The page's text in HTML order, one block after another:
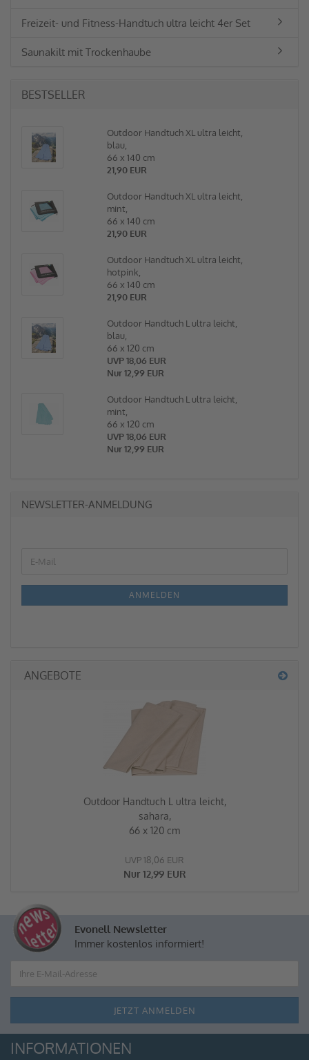
Freizeit- und Fitness-Handtuch ultra leicht 4er Set
Saunakilt mit Trockenhaube
BESTSELLER
Outdoor Handtuch XL ultra leicht,
blau,
66 x 140 cm
21,90 EUR
Outdoor Handtuch XL ultra leicht,
mint,
66 x 140 cm
21,90 EUR
Outdoor Handtuch XL ultra leicht,
hotpink,
66 x 140 cm
21,90 EUR
Outdoor Handtuch L ultra leicht,
blau,
66 x 120 cm
UVP 18,06 EUR
Nur 12,99 EUR
Outdoor Handtuch L ultra leicht,
mint,
66 x 120 cm
UVP 18,06 EUR
Nur 12,99 EUR
NEWSLETTER-ANMELDUNG
ANMELDEN
ANGEBOTE
Outdoor Handtuch L ultra leicht,
sahara,
66 x 120 cm
UVP 18,06 EUR
Nur 12,99 EUR
Evonell Newsletter
Immer kostenlos informiert!
INFORMATIONEN